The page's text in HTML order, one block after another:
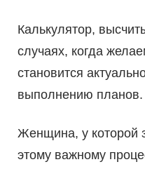
Калькулятор,
случаях, когда
становится
выполнению планов.
Женщина, у которой
этому важному